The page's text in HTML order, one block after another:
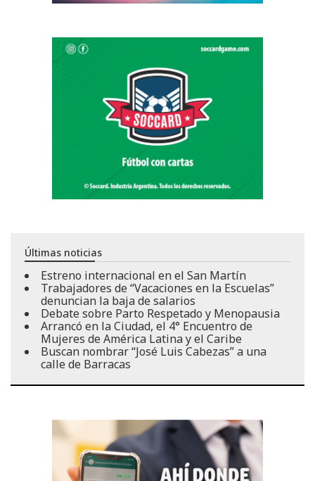
Últimas noticias
Estreno internacional en el San Martín
Trabajadores de “Vacaciones en la Escuelas”
denuncian la baja de salarios
Debate sobre Parto Respetado y Menopausia
Arrancó en la Ciudad, el 4° Encuentro de
Mujeres de América Latina y el Caribe
Buscan nombrar “José Luis Cabezas” a una
calle de Barracas